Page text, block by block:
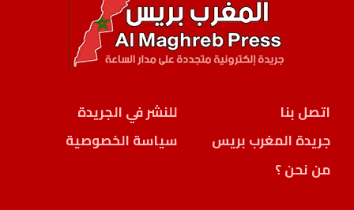
اتصل بنا
للنشر في الجريدة
جريدة المغرب بريس
سياسة الخصوصية
من نحن ؟